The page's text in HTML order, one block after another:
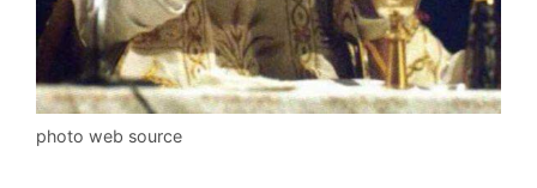
photo web source